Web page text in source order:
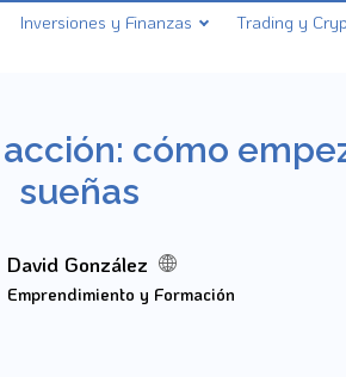
Inversiones y Finanzas Trading y
cómo
sueñas
David González
Emprendimiento y Formación